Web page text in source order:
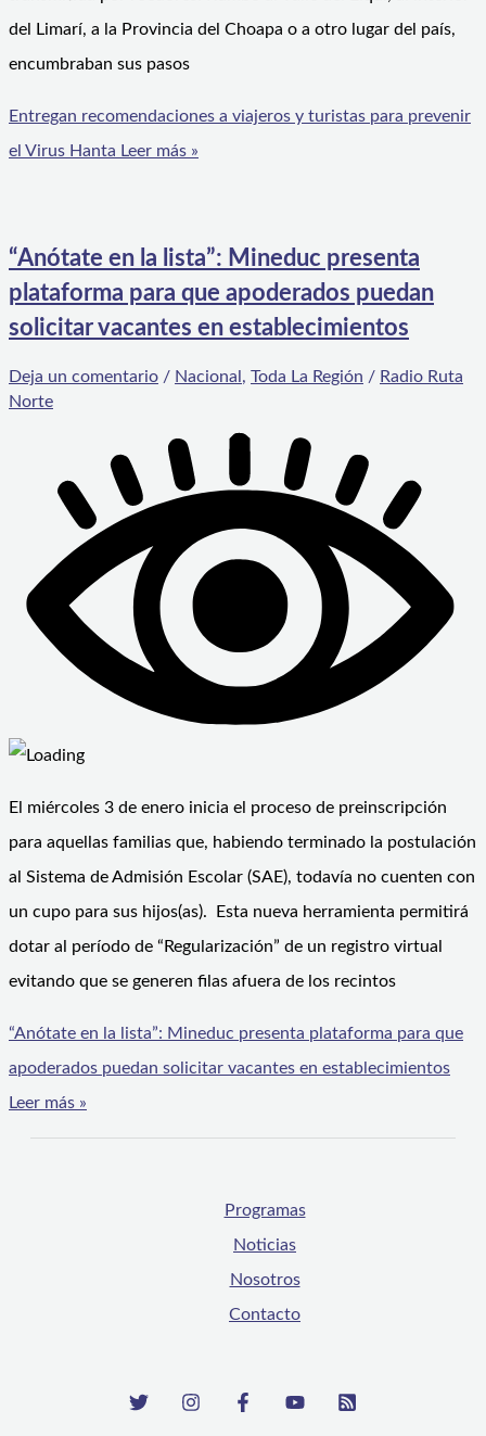
del Limarí, a la Provincia del Choapa o a otro lugar del país,
encumbraban sus pasos
Entregan recomendaciones a viajeros y turistas para prevenir
el Virus Hanta Leer más »
“Anótate en la lista”: Mineduc presenta
plataforma para que apoderados puedan
solicitar vacantes en establecimientos
Deja un comentario / Nacional , Toda La Región / Radio Ruta
Norte
El miércoles 3 de enero inicia el proceso de preinscripción
para aquellas familias que, habiendo terminado la postulación
al Sistema de Admisión Escolar (SAE), todavía no cuenten con
un cupo para sus hijos(as). Esta nueva herramienta permitirá
dotar al período de “Regularización” de un registro virtual
evitando que se generen filas afuera de los recintos
“Anótate en la lista”: Mineduc presenta plataforma para que
apoderados puedan solicitar vacantes en establecimientos
Leer más »
Programas
Noticias
Nosotros
Contacto